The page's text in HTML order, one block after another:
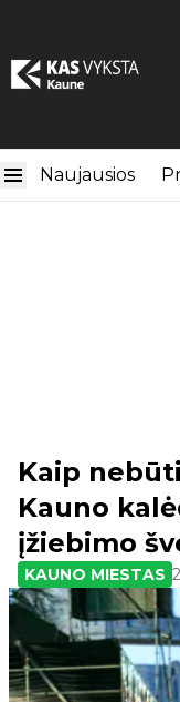
Naujausios
Kaip
Kauno
įžiebimo
KAUNO MIESTAS